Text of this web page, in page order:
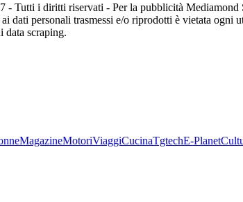
- Tutti i diritti riservati - Per la pubblicità
dati personali trasmessi e/o riprodotti è vietata ogni
data scraping.
MagazineMotoriViaggiCucinaTgtechE-Planet